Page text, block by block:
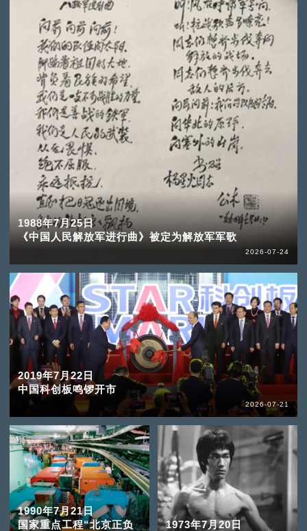
1988年7月25日
《中国人民解放军进行曲》被定为解放军军歌
2026-07-24
2019年7月22日
中国科创板鸣锣开市
2026-07-21
1990年7月21日
国家重点工程“北京正负
1973年7月20日